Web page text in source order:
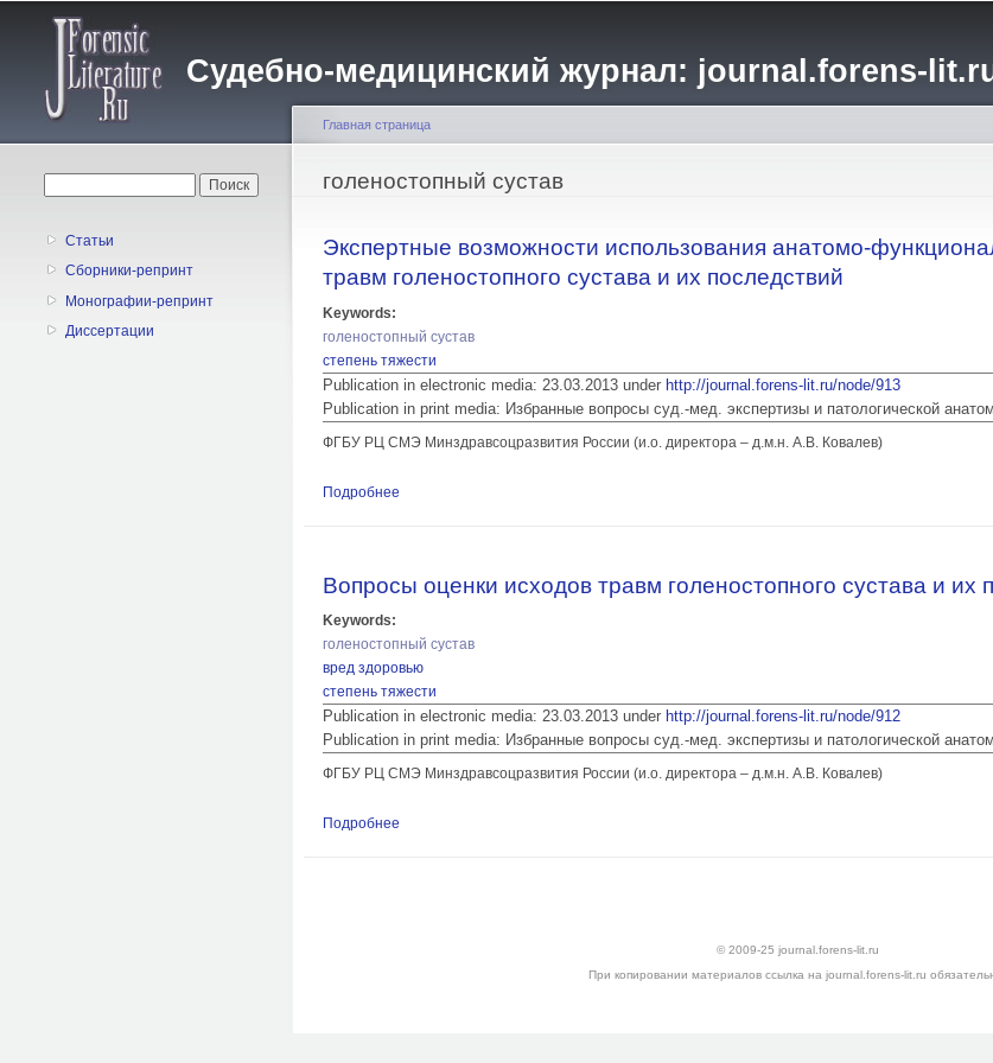
содержанию
Судебно-медицинский журнал: journal.forens-
Статьи
Сборники-репринт
Монографии-репринт
Диссертации
Вы здесь
Главная страница
голеностопный сустав
Экспертные возможности использования анатомо-
травм голеностопного сустава и их последствий
Keywords:
голеностопный сустав
степень тяжести
Publication in electronic media: 23.03.2013 under http://journal.forens-lit.ru/node/913
Publication in print media: Избранные вопросы суд.-мед. экспертизы и патологической
ФГБУ РЦ СМЭ Минздравсоцразвития России (и.о. директора – д.м.н. А.В. Ковалев)
Подробнее
Вопросы оценки исходов травм голеностопного сустава и их
Keywords:
голеностопный сустав
вред здоровью
степень тяжести
Publication in electronic media: 23.03.2013 under http://journal.forens-lit.ru/node/912
Publication in print media: Избранные вопросы суд.-мед. экспертизы и патологической
ФГБУ РЦ СМЭ Минздравсоцразвития России (и.о. директора – д.м.н. А.В. Ковалев)
Подробнее
© 2009-25 journal.forens-lit.ru
При копировании материалов ссылка на journal.forens-lit.ru